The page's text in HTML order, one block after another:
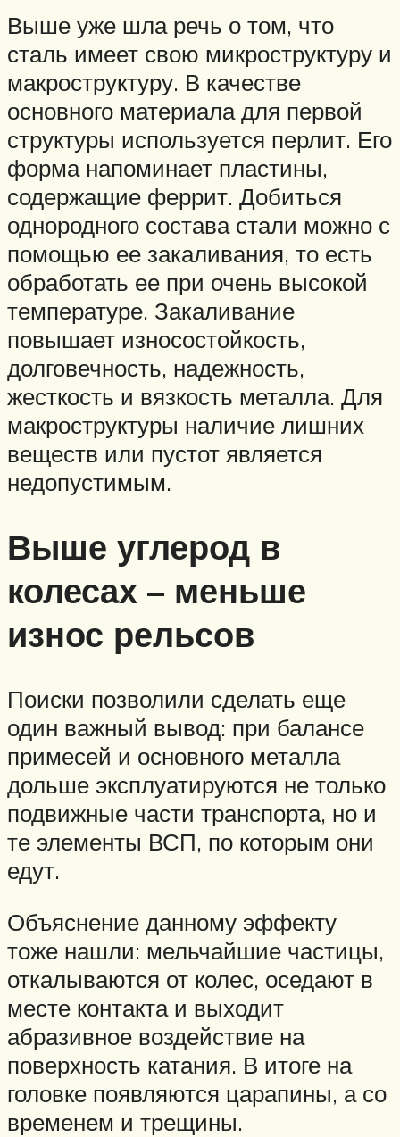
Выше уже шла речь о том, что
сталь имеет свою микроструктуру и
макроструктуру. В качестве
основного материала для первой
структуры используется перлит. Его
форма напоминает пластины,
содержащие феррит. Добиться
однородного состава стали можно с
помощью ее закаливания, то есть
обработать ее при очень высокой
температуре. Закаливание
повышает износостойкость,
долговечность, надежность,
жесткость и вязкость металла. Для
макроструктуры наличие лишних
веществ или пустот является
недопустимым.
Выше углерод в
колесах – меньше
износ рельсов
Поиски позволили сделать еще
один важный вывод: при балансе
примесей и основного металла
дольше эксплуатируются не только
подвижные части транспорта, но и
те элементы ВСП, по которым они
едут.
Объяснение данному эффекту
тоже нашли: мельчайшие частицы,
откалываются от колес, оседают в
месте контакта и выходит
абразивное воздействие на
поверхность катания. В итоге на
головке появляются царапины, а со
временем и трещины.